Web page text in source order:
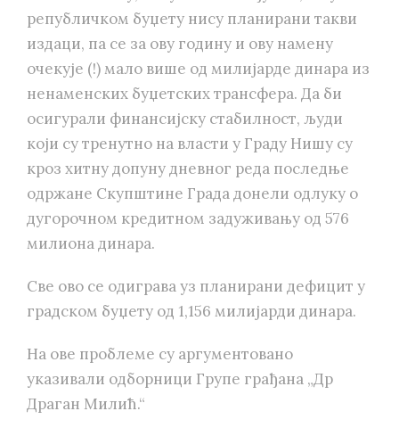
републичком буџету нису планирани такви
издаци, па се за ову годину и ову намену
очекује (!) мало више од милијарде динара из
ненаменских буџетских трансфера. Да би
осигурали финансијску стабилност, људи
који су тренутно на власти у Граду Нишу су
кроз хитну допуну дневног реда последње
одржане Скупштине Града донели одлуку о
дугорочном кредитном задуживању од 576
милиона динара.
Све ово се одиграва уз планирани дефицит у
градском буџету од 1,156 милијарди динара.
На ове проблеме су аргументовано
указивали одборници Групе грађана „Др
Драган Милић.“